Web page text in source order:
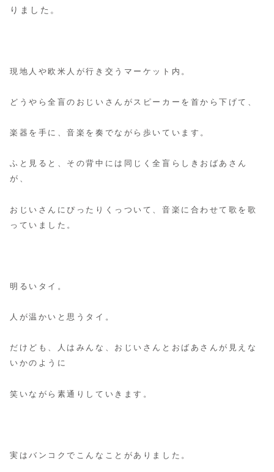
りました。
現地人や欧米人が行き交うマーケット内。
どうやら全盲のおじいさんがスピーカーを首から下げて、
楽器を手に、音楽を奏でながら歩いています。
ふと見ると、その背中には同じく全盲らしきおばあさん
が、
おじいさんにぴったりくっついて、音楽に合わせて歌を歌
っていました。
明るいタイ。
人が温かいと思うタイ。
だけども、人はみんな、おじいさんとおばあさんが見えな
いかのように
笑いながら素通りしていきます。
実はバンコクでこんなことがありました。